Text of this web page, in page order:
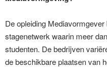
De opleiding
stagenetwerk waarin meer
studenten. De bedrijven
de beschikbare plaatsen van